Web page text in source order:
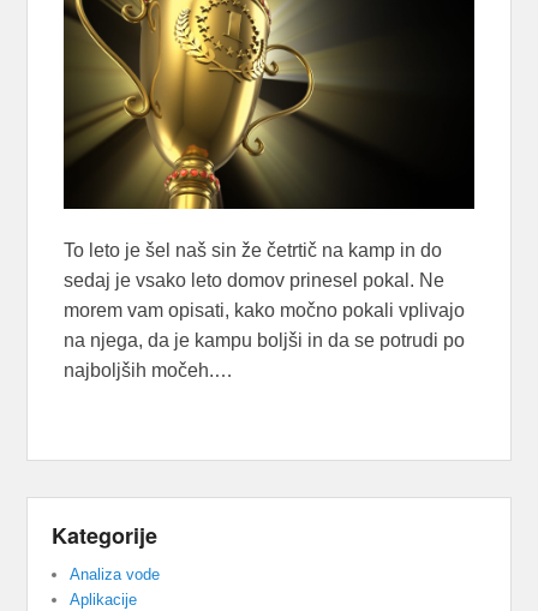
To leto je šel naš sin že četrtič na kamp in do
sedaj je vsako leto domov prinesel pokal. Ne
morem vam opisati, kako močno pokali vplivajo
na njega, da je kampu boljši in da se potrudi po
najboljših močeh.…
Kategorije
Analiza vode
Aplikacije